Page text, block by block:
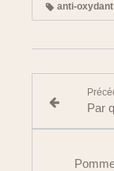
anti-oxydant